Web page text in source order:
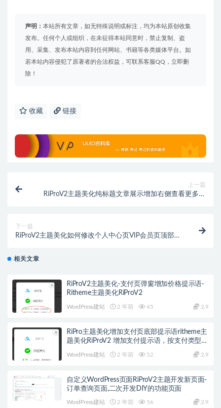
声明： 本站所有文章，如无特殊说明或标注，均为本站原创收集
发布。任何个人或组织，在未征得本站同意时，禁止复制、盗
用、采集、发布本站内容到任何网站、书籍等各类媒体平台。如
若本站内容侵犯了原著者的合法权益，可联系客服QQ，立即删
除！
收藏 链接
上一篇
RiProV2主题美化纯标题文章展示增加右侧查看更多链
下一篇
RiProV2主题美化如何修改个人中心页VIP会员页顶部个
相关文章
RiProV2主题美化-支付页弹窗增加价格提示语-
Ritheme主题美化RiProV2
WordPress建站 2 年前 45 2.9
RiPro主题美化增加支付页底部提示语ritheme主
题美化RiProV2 增加支付提示语，按支付类型不
WordPress建站 2 年前 52 2.9
自定义WordPress页面RiProV2主题开发新页面-
订单查询页面,二次开发DIY的功能页面
WordPress建站 2 年前 56 2.9